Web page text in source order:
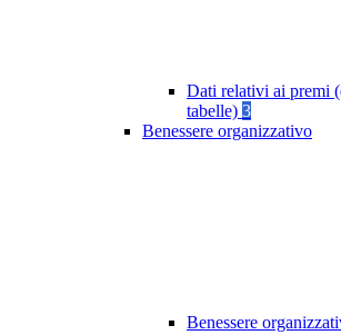
Dati relativi ai premi
tabelle) 3
Benessere organizzativo
Benessere